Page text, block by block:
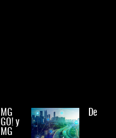
MG
GO! y
MG
De